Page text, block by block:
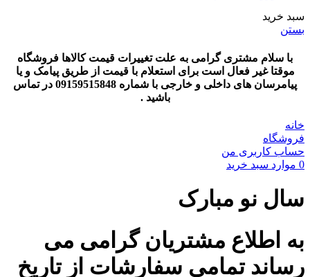
سبد خرید
بستن
با سلام مشتری گرامی به علت تغییرات قیمت کالاها فروشگاه
موقتا غیر فعال است برای استعلام با قیمت از طریق پیامک و یا
پیامرسان های داخلی و خارجی با شماره 09159515848 در تماس
باشید .
خانه
فروشگاه
حساب کاربری من
0 موارد سبد خرید
سال نو مبارک
به اطلاع مشتریان گرامی می
رساند تمامی سفارشات از تاریخ